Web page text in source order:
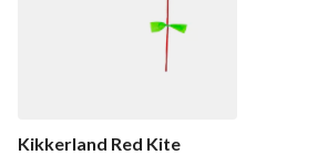
Kikkerland Red Kite